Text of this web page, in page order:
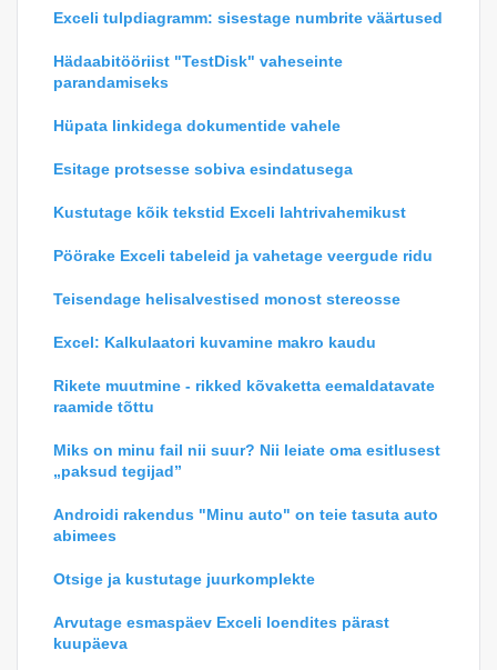
Exceli tulpdiagramm: sisestage numbrite väärtused
Hädaabitööriist "TestDisk" vaheseinte
parandamiseks
Hüpata linkidega dokumentide vahele
Esitage protsesse sobiva esindatusega
Kustutage kõik tekstid Exceli lahtrivahemikust
Pöörake Exceli tabeleid ja vahetage veergude ridu
Teisendage helisalvestised monost stereosse
Excel: Kalkulaatori kuvamine makro kaudu
Rikete muutmine - rikked kõvaketta eemaldatavate
raamide tõttu
Miks on minu fail nii suur? Nii leiate oma esitlusest
„paksud tegijad”
Androidi rakendus "Minu auto" on teie tasuta auto
abimees
Otsige ja kustutage juurkomplekte
Arvutage esmaspäev Exceli loendites pärast
kuupäeva